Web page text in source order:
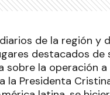
de la región y
destacados de
sobre la operación
la Presidenta